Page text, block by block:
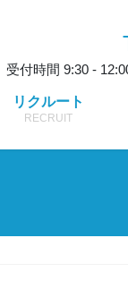
受付時間 9:30 -
リクルート
RECRUIT